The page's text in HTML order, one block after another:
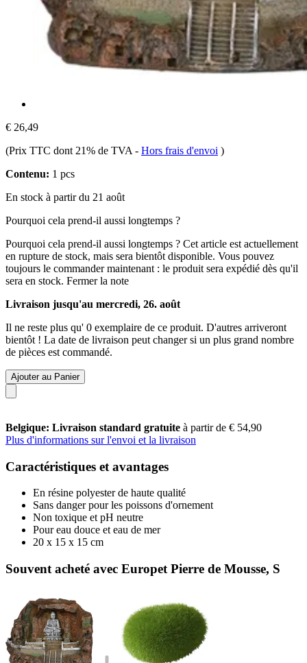
€ 26,49
(Prix TTC dont 21% de TVA - Hors frais d'envoi )
Contenu: 1 pcs
En stock à partir du 21 août
Pourquoi cela prend-il aussi longtemps ?
Pourquoi cela prend-il aussi longtemps ? Cet article est actuellement
en rupture de stock, mais sera bientôt disponible. Vous pouvez
toujours le commander maintenant : le produit sera expédié dès qu'il
sera en stock. Fermer la note
Livraison jusqu'au mercredi, 26. août
Il ne reste plus qu' 0 exemplaire de ce produit. D'autres arriveront
bientôt ! La date de livraison peut changer si un plus grand nombre
de pièces est commandé.
Ajouter au Panier
Belgique: Livraison standard gratuite à partir de € 54,90
Plus d'informations sur l'envoi et la livraison
Caractéristiques et avantages
En résine polyester de haute qualité
Sans danger pour les poissons d'ornement
Non toxique et pH neutre
Pour eau douce et eau de mer
20 x 15 x 15 cm
Souvent acheté avec Europet Pierre de Mousse, S